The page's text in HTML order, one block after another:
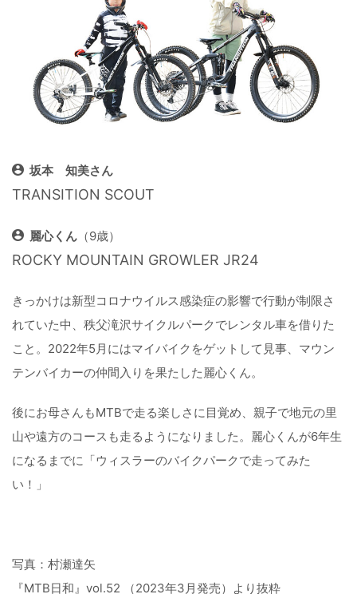
坂本 知美さん
TRANSITION SCOUT
麗心くん （9歳）
ROCKY MOUNTAIN GROWLER JR24
きっかけは新型コロナウイルス感染症の影響で行動が制限さ
れていた中、秩父滝沢サイクルパークでレンタル車を借りた
こと。2022年5月にはマイバイクをゲットして見事、マウン
テンバイカーの仲間入りを果たした麗心くん。
後にお母さんもMTBで走る楽しさに目覚め、親子で地元の里
山や遠方のコースも走るようになりました。麗心くんが6年生
になるまでに「ウィスラーのバイクパークで走ってみた
い！」
写真：村瀬達矢
『MTB日和』vol.52 （2023年3月発売）より抜粋